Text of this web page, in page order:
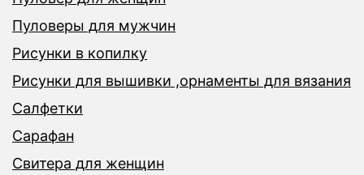
Пуловеры для мужчин
Рисунки в копилку
Рисунки для вышивки ,орнаменты для вязания
Салфетки
Сарафан
Свитера для женщин